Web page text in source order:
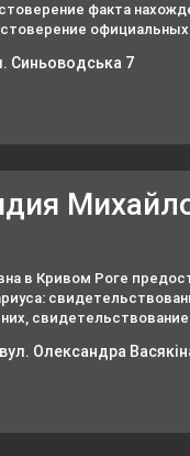
факта
и пр.
Синьоводська 7
в Кривом Роге
принятие
Олександра